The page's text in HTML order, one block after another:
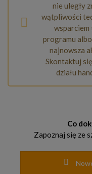
nie uległy
wątpliwości
wsparciem
programu
najnowsza
Skontaktuj
działu
Co
Zapoznaj się ze